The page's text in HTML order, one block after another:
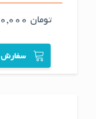
تومان
سفارش